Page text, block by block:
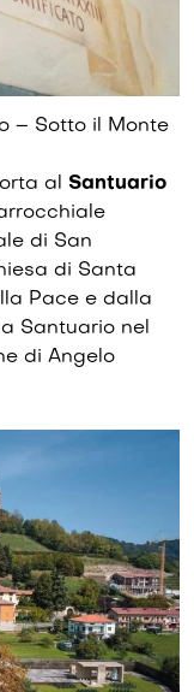
– Sotto il Monte
al Santuario
di San
di Santa
Pace e dalla
Santuario nel
di Angelo